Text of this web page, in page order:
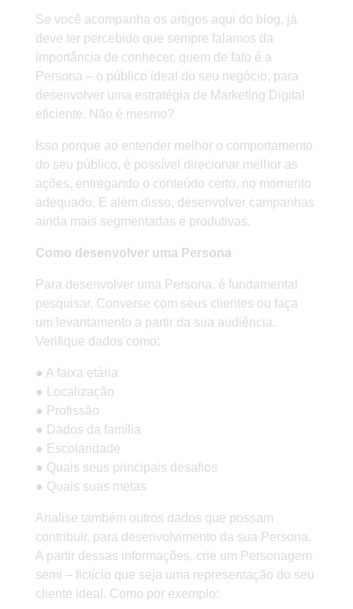
Se você acompanha os artigos aqui do blog, já
deve ter percebido que sempre falamos da
importância de conhecer, quem de fato é a
Persona – o público ideal do seu negócio, para
desenvolver uma estratégia de Marketing Digital
eficiente. Não é mesmo?
Isso porque ao entender melhor o comportamento
do seu público, é possível direcionar melhor as
ações, entregando o conteúdo certo, no momento
adequado. E além disso, desenvolver campanhas
ainda mais segmentadas e produtivas.
Como desenvolver uma Persona
Para desenvolver uma Persona, é fundamental
pesquisar. Converse com seus clientes ou faça
um levantamento a partir da sua audiência.
Verifique dados como:
● A faixa etária
● Localização
● Profissão
● Dados da família
● Escolaridade
● Quais seus principais desafios
● Quais suas metas
Analise também outros dados que possam
contribuir, para desenvolvimento da sua Persona.
A partir dessas informações, crie um Personagem
semi – fictício que seja uma representação do seu
cliente ideal. Como por exemplo: